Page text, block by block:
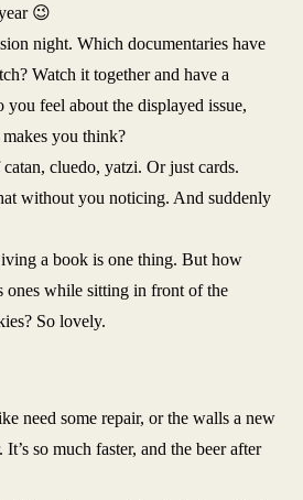
😉
night. Which documentaries have
Watch it together and have a
feel about the displayed issue,
you think?
cluedo, yatzi. Or just cards.
without you noticing. And suddenly
a book is one thing. But how
ones while sitting in front of the
So lovely.
need some repair, or the walls a new
so much faster, and the beer after